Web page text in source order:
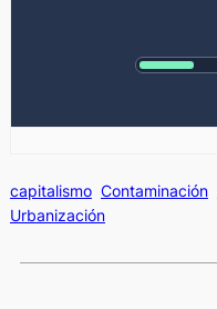
capitalismo Contaminación
Urbanización